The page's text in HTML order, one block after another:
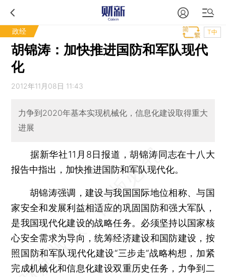
政经 T中
胡锦涛：加快推进国防和军队现代
化
2012年11月08日 11:43
力争到2020年基本实现机械化，信息化建设取得重大
进展
据新华社11月8日报道，胡锦涛同志在十八大
报告中指出，加快推进国防和军队现代化。
胡锦涛强调，建设与我国国际地位相称、与国
家安全和发展利益相适应的巩固国防和强大军队，
是我国现代化建设的战略任务。必须坚持以国家核
心安全需求为导向，统筹经济建设和国防建设，按
照国防和军队现代化建设“三步走”战略构想，加紧
完成机械化和信息化建设双重历史任务，力争到二